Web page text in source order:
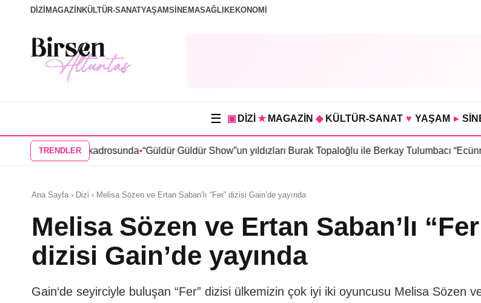
DİZİ MAGAZİN KÜLTÜR-SANATYAŞAMSİNEMASAĞLIKEKONOMİ
☰ ▣ DİZİ ★ MAGAZİN ◆ KÜLTÜR-SANAT ♥ YAŞAM ▸
TRENDLER
dizisi kadrosunda “Güldür Güldür Show”un yıldızları Burak Topaloğlu ile Berkay Tulumbacı “Ecünni” filminde
Ana Sayfa › Dizi › Melisa Sözen ve Ertan Saban’lı “Fer” dizisi Gain’de yayında
Melisa Sözen ve Ertan Saban’lı
dizisi Gain’de yayında
Gain‘de seyirciyle buluşan “Fer” dizisi ülkemizin çok iyi iki oyuncusu Melisa Sözen